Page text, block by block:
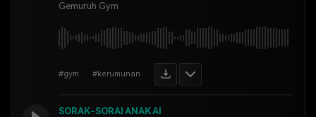
Gemuruh Gym
#gym #kerumunan
SORAK-SORAI ANAK AI